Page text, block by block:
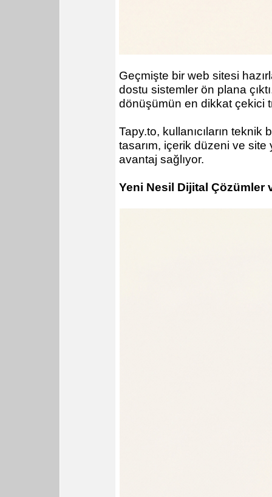
Geçmişte bir web sitesi
dostu sistemler ön plana
dönüşümün en dikkat çekici
Tapy.to, kullanıcıların
tasarım, içerik düzeni ve
avantaj sağlıyor.
Yeni Nesil Dijital Çözümler